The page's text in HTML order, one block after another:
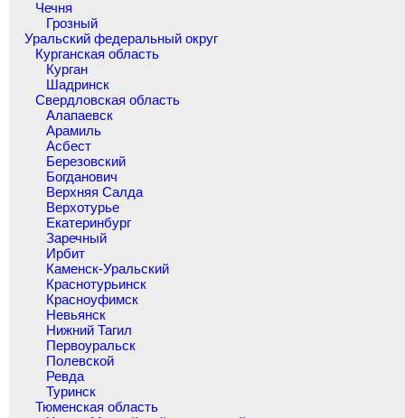
Чечня
Грозный
Уральский федеральный округ
Курганская область
Курган
Шадринск
Свердловская область
Алапаевск
Арамиль
Асбест
Березовский
Богданович
Верхняя Салда
Верхотурье
Екатеринбург
Заречный
Ирбит
Каменск-Уральский
Краснотурьинск
Красноуфимск
Невьянск
Нижний Тагил
Первоуральск
Полевской
Ревда
Туринск
Тюменская область